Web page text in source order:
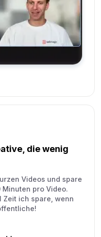
die wenig
Videos und spare
pro Video.
Zeit ich spare, wenn